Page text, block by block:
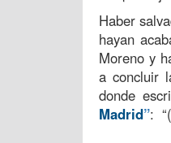
Haber
hayan
Moreno y
a concluir
donde
Madrid”: